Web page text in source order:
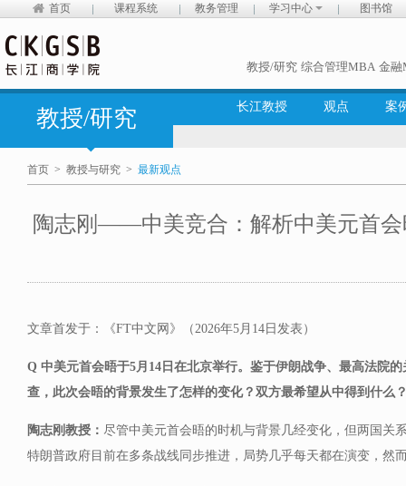
首页 课程系统 教务管理 学习中心 图书馆
教授/研究 综合管理MBA 金融
教授/研究 长江教授 观点 案
首页 > 教授与研究 > 最新观点
陶志刚——中美竞合：解析中美元首会
文章首发于：《FT中文网》（2026年5月14日发表）
Q 中美元首会晤于5月14日在北京举行。鉴于伊朗战争、最高法院
查，此次会晤的背景发生了怎样的变化？双方最希望从中得到什么
陶志刚教授： 尽管中美元首会晤的时机与背景几经变化，但两国关
特朗普政府目前在多条战线同步推进，局势几乎每天都在演变，然